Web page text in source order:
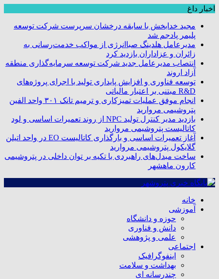
اخبار داغ
مجید خدابخش با سابقه درخشان سرپرست شرکت توسعه
پلیمر پادجم شد
مدیرعامل هلدینگ صباانرژی از مواکب خدمت‌رسانی به
زائران و عزاداران بازدید کرد
انتصاب مدیرعامل جدید شرکت توسعه سرمایه‌گذاری منطقه
آزاد اروند
توسعه فناوری و افزایش پایداری تولید با اجرای پروژه‌های
R&D مبتنی بر اعتبار مالیاتی
انجام موفق عملیات تمیزکاری و ترمیم تانک ۳۰۱ واحد الفین
پتروشیمی مروارید
بازدید مدیر کنترل تولید NPC از روند تعمیرات اساسی و لود
کاتالیست پتروشیمی مروارید
آغاز تعمیرات اساسی و بارگذاری کاتالیست EO در واحد اتیلن
گلایکول پتروشیمی مروارید
ساخت مبدل‌های راهبردی با تکیه بر توان داخلی در پتروشیمی
کارون ماهشهر
خانه
آموزشی
حوزه و دانشگاه
دانش و فناوری
علمی و پژوهشی
اجتماعی
اینفوگرافیک
بهداشت و سلامت
چندرسانه ای